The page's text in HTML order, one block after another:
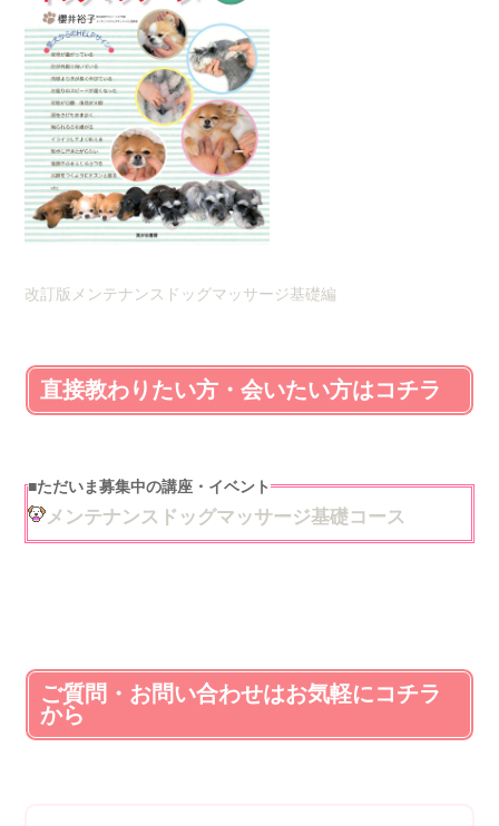
改訂版メンテナンスドッグマッサージ基礎編
直接教わりたい方・会いたい方はコチラ
■ただいま募集中の講座・イベント
メンテナンスドッグマッサージ基礎コース
ご質問・お問い合わせはお気軽にコチラ
から